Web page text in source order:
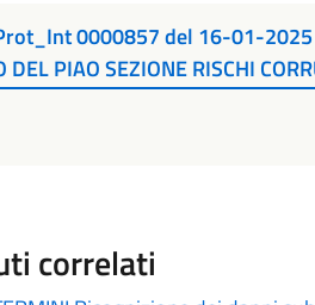
0000857 del 16-01-2025
DEL PIAO SEZIONE RISCHI
correlati